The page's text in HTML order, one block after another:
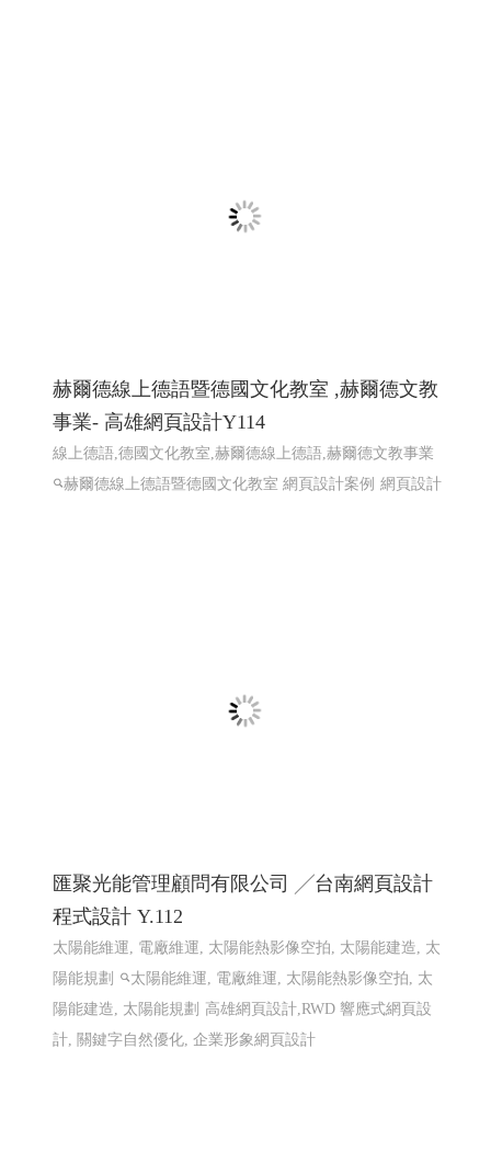
赫爾德線上德語暨德國文化教室 ,赫爾德文教
事業- 高雄網頁設計Y114
線上德語,德國文化教室,赫爾德線上德語,赫爾德文教事業
赫爾德線上德語暨德國文化教室 網頁設計案例 網頁設計
匯聚光能管理顧問有限公司 ╱台南網頁設計
程式設計 Y.112
太陽能維運, 電廠維運, 太陽能熱影像空拍, 太陽能建造, 太
陽能規劃
太陽能維運, 電廠維運, 太陽能熱影像空拍, 太
陽能建造, 太陽能規劃 高雄網頁設計,RWD 響應式網頁設
計, 關鍵字自然優化, 企業形象網頁設計